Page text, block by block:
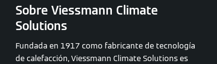
Sobre Viessmann Climate
Solutions
Fundada en 1917 como fabricante de tecnología
de calefacción, Viessmann Climate Solutions es